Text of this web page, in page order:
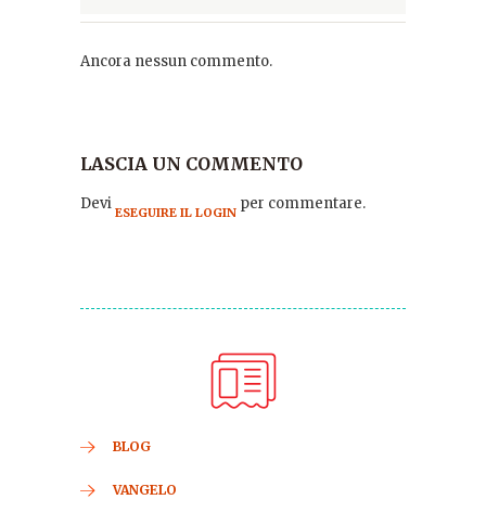
Ancora nessun commento.
LASCIA UN COMMENTO
Devi ESEGUIRE IL LOGIN per commentare.
BLOG
VANGELO